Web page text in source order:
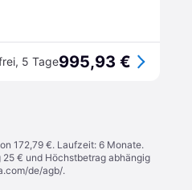
, 5 Tage995,93 €
172,79 €. Laufzeit: 6 Monate.
25 € und Höchstbetrag abhängig
de/agb/.